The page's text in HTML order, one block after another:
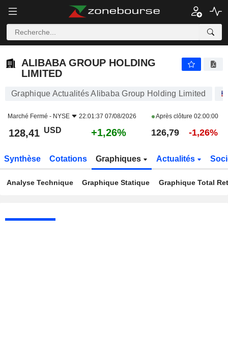
ALIBABA GROUP HOLDING
LIMITED
Graphique Actualités Alibaba Group Holding Limited
Marché Fermé - NYSE 22:01:37 07/08/2026 Après clôture 02:00:00
128,41 USD +1,26% 126,79 -1,26%
Synthèse Cotations Graphiques Actualités
Analyse Technique Graphique Statique Graphique Total